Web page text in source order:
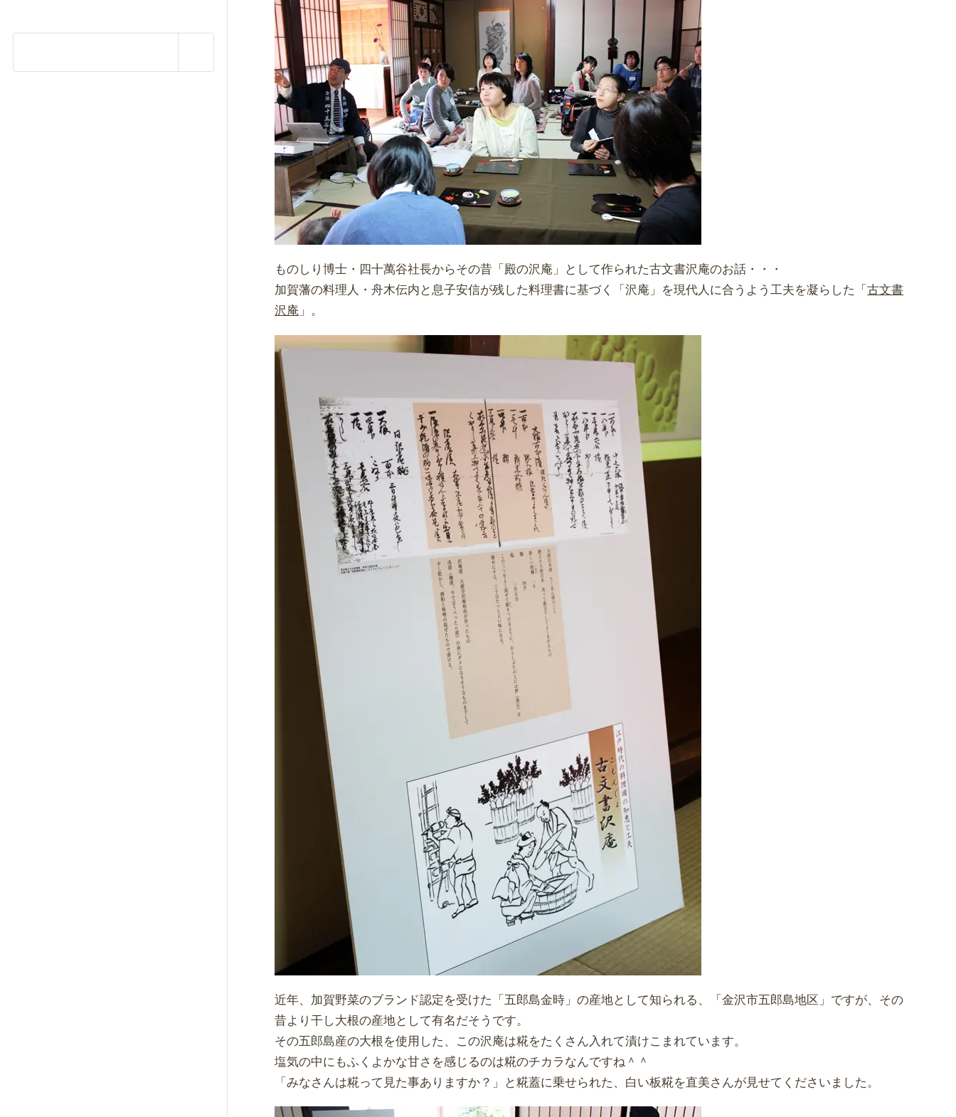
ものしり博士・四十萬谷社長からその昔「殿の沢庵」として作られた古文書沢庵のお話・・・
加賀藩の料理人・舟木伝内と息子安信が残した料理書に基づく「沢庵」を現代人に合うよう工夫を凝らした「古文書
沢庵 」。
近年、加賀野菜のブランド認定を受けた「五郎島金時」の産地として知られる、「金沢市五郎島地区」ですが、その
昔より干し大根の産地として有名だそうです。
その五郎島産の大根を使用した、この沢庵は糀をたくさん入れて漬けこまれています。
塩気の中にもふくよかな甘さを感じるのは糀のチカラなんですね＾＾
「みなさんは糀って見た事ありますか？」と糀蓋に乗せられた、白い板糀を直美さんが見せてくださいました。